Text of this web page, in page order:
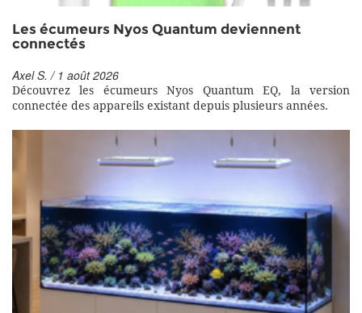
Les écumeurs Nyos Quantum deviennent
connectés
Axel S. / 1 août 2026
Découvrez les écumeurs Nyos Quantum EQ, la version
connectée des appareils existant depuis plusieurs années.